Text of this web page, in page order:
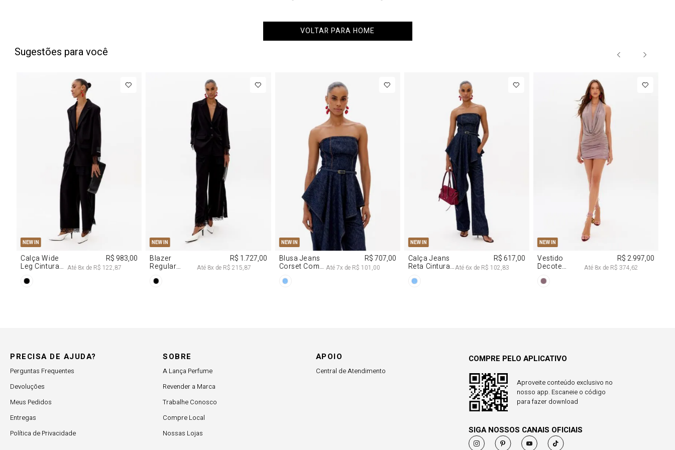
VOLTAR PARA HOME
Sugestões para você
NEW IN
PP P
Calça Wide
Leg Cintura
Renda
R$ 983,00
Até 8x deR$ 122,87
NEW IN
PP
Blazer
Regular
Com Renda
R$ 1.727,00
Até 8x deR$ 215,87
NEW IN
PP G
Blusa Jeans
Corset Com
R$ 707,00
Até7x deR$ 101,00
NEW IN
34 38 40
Calça Jeans
Reta Cintura
R$ 617,00
Até6x deR$ 102,83
NEW IN
PP
Vestido
Decote
Brilhos
R$ 2.997,00
Até 8x deR$ 374,62
PRECISA DE AJUDA?
Perguntas Frequentes
Devoluções
Meus Pedidos
Entregas
Política de Privacidade
SOBRE
A Lança Perfume
Revender a Marca
Trabalhe Conosco
Compre Local
Nossas Lojas
APOIO
Central de Atendimento
COMPRE PELO APLICATIVO
Aproveite conteúdo exclusivo no
nosso app. Escaneie o código
para fazer download
SIGA NOSSOS CANAIS OFICIAIS